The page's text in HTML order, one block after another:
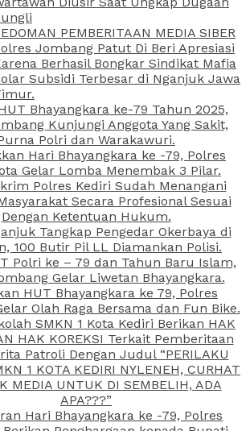
PEMBERITAAN MEDIA SIBER
Jombang Patut Di Beri Apresiasi
Berhasil Bongkar Sindikat Mafia
Subsidi Terbesar di Nganjuk Jawa
Bhayangkara ke-79 Tahun 2025,
Kunjungi Anggota Yang Sakit,
Polri dan Warakawuri.
Hari Bhayangkara ke -79, Polres
Gelar Lomba Menembak 3 Pilar.
Polres Kediri Sudah Menangani
Secara Profesional Sesuai
Dengan Ketentuan Hukum.
Tangkap Pengedar Okerbaya di
100 Butir Pil LL Diamankan Polisi.
Polri ke – 79 dan Tahun Baru Islam,
Gelar Liwetan Bhayangkara.
HUT Bhayangkara ke 79, Polres
Olah Raga Bersama dan Fun Bike.
SMKN 1 Kota Kediri Berikan HAK
HAK KOREKSI Terkait Pemberitaan
Patroli Dengan Judul “PERILAKU
1 KOTA KEDIRI NYLENEH, CURHAT
MEDIA UNTUK DI SEMBELIH, ADA
APA???”
Hari Bhayangkara ke -79, Polres